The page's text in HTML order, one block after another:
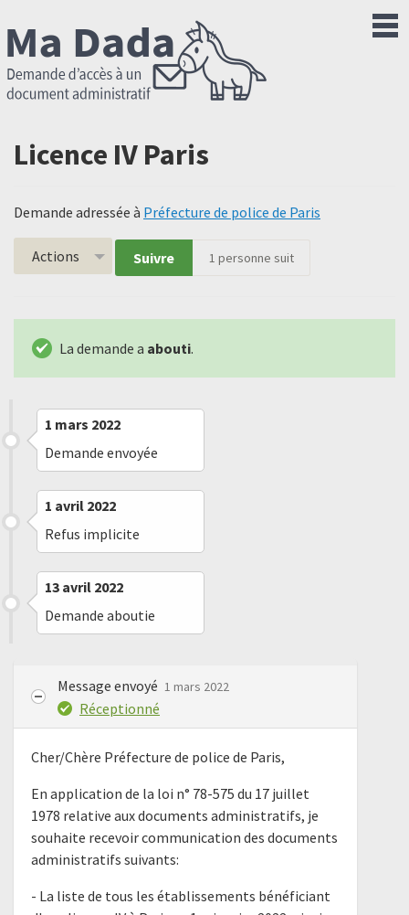
Licence IV Paris
Demande adressée à Préfecture de police de Paris
Actions Suivre 1 personne suit
La demande a abouti.
1 mars 2022
Demande envoyée
1 avril 2022
Refus implicite
13 avril 2022
Demande aboutie
Message envoyé 1 mars 2022
Réceptionné
Cher/Chère Préfecture de police de Paris,
En application de la loi n° 78-575 du 17 juillet
1978 relative aux documents administratifs, je
souhaite recevoir communication des documents
administratifs suivants:
- La liste de tous les établissements bénéficiant